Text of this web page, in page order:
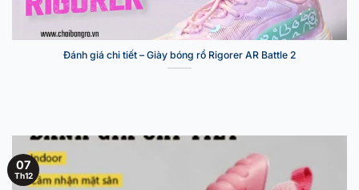
Đánh giá chi tiết – Giày bóng rổ Rigorer AR Battle 2
07
Th12